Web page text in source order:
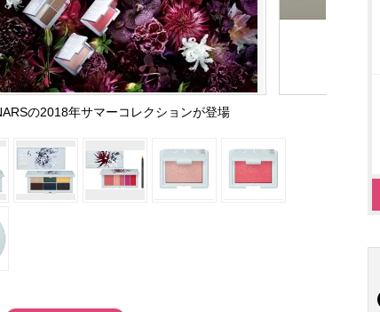
の2018年サマーコレクションが登場